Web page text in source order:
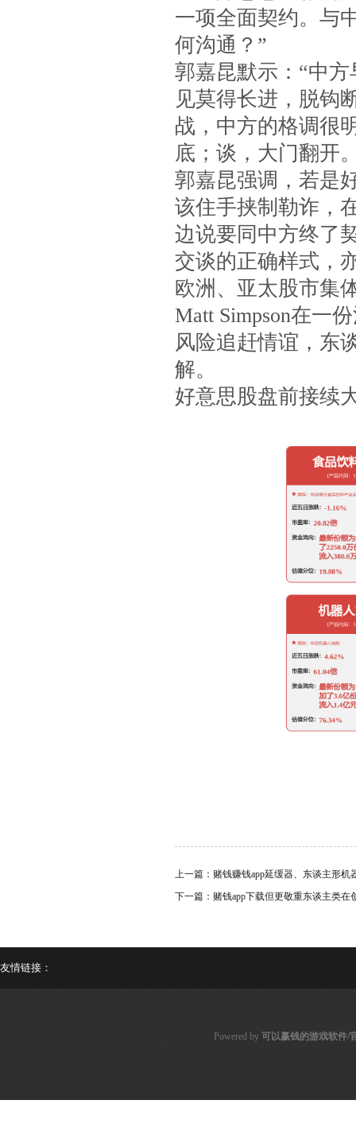
一项全面契约。与
何沟通？”
郭嘉昆默示：“中
见莫得长进，脱钩
战，中方的格调很
底；谈，大门翻开
郭嘉昆强调，若是
该住手挟制勒诈，
边说要同中方终了
交谈的正确样式，
欧洲、亚太股市集
Matt Simpson在一
风险追赶情谊，东
解。
好意思股盘前接续
上一篇： 赌钱赚钱app延缓器、东谈主形
下一篇： 赌钱app下载但更敬重东谈主类
友情链接：
Powered by 可以赢钱的游戏软件/